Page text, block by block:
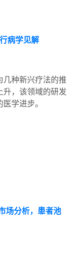
病学见解
几种新兴疗法的推
升，该领域的研发
学进步。
场分析，患者池